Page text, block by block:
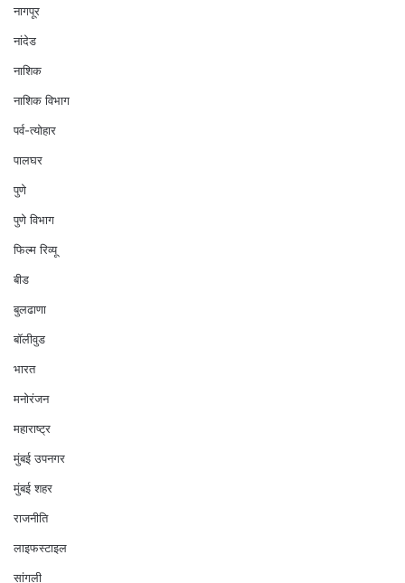
नागपूर
नांदेड
नाशिक
नाशिक विभाग
पर्व-त्योहार
पालघर
पुणे
पुणे विभाग
फिल्म रिव्यू
बीड
बुलढाणा
बॉलीवुड
भारत
मनोरंजन
महाराष्ट्र
मुंबई उपनगर
मुंबई शहर
राजनीति
लाइफस्टाइल
सांगली